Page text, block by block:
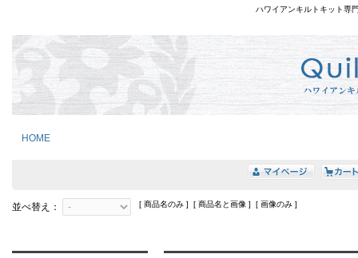
ハワイアンキルトキット専
HOME
並べ替え： [ 商品名のみ ] [ 商品名と画像 ] [ 画像のみ ]